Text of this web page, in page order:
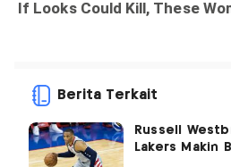
Berita Terkait
Russell
Lakers Makin